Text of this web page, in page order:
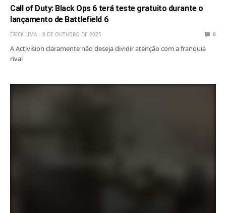
Call of Duty: Black Ops 6 terá teste gratuito durante o
lançamento de Battlefield 6
ÉRICK LIMA 8 DE OUTUBRO DE 2025 0
A Activision claramente não deseja dividir atenção com a franquia
rival